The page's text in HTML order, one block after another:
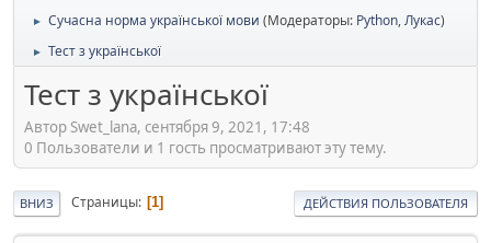
► Сучасна норма української мови (Модераторы: Python,Лукас)
► Тест з української
Тест з української
Автор Swet_lana, сентября 9, 2021, 17:48
0 Пользователи и 1 гость просматривают эту тему.
ВНИЗ Страницы 1 ДЕЙСТВИЯ ПОЛЬЗОВАТЕЛЯ